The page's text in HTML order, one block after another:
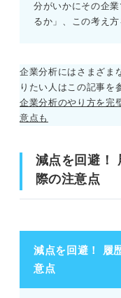
分がいかにその企
るか」、この考え
企業分析にはさまざま
りたい人はこの記事を
企業分析のやり方を完
意点も
減点を回避！
際の注意点
減点を回避！ 履
意点